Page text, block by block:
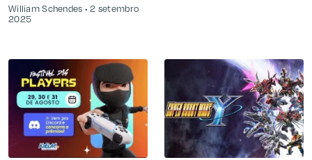
William Schendes
2 setembro
2025